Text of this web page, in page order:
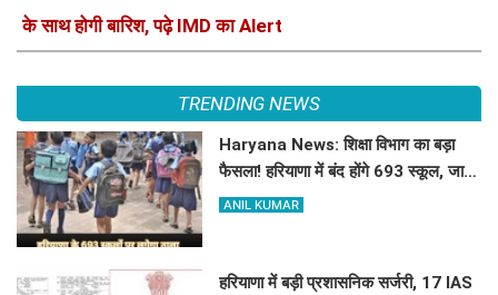
के साथ होगी बारिश, पढ़े IMD का Alert
TRENDING NEWS
Haryana News: शिक्षा विभाग का बड़ा
फैसला! हरियाणा में बंद होंगे 693 स्कूल, जाने
क्या है कारण
ANIL KUMAR
हरियाणा में बड़ी प्रशासनिक सर्जरी, 17 IAS